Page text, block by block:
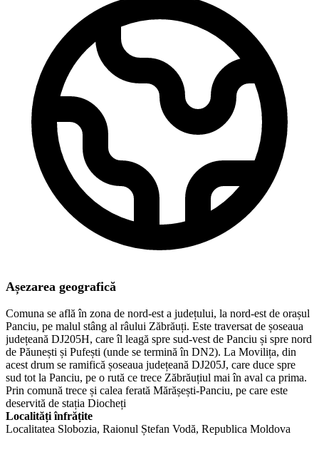
Așezarea geografică
Comuna se află în zona de nord-est a județului, la nord-est de orașul
Panciu, pe malul stâng al râului Zăbrăuți. Este traversat de șoseaua
județeană DJ205H, care îl leagă spre sud-vest de Panciu și spre nord
de Păunești și Pufești (unde se termină în DN2). La Movilița, din
acest drum se ramifică șoseaua județeană DJ205J, care duce spre
sud tot la Panciu, pe o rută ce trece Zăbrăuțiul mai în aval ca prima.
Prin comună trece și calea ferată Mărășești-Panciu, pe care este
deservită de stația Diocheți
Localități înfrățite
Localitatea Slobozia, Raionul Ștefan Vodă, Republica Moldova